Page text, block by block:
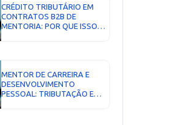
CRÉDITO TRIBUTÁRIO EM
CONTRATOS B2B DE
MENTORIA: POR QUE ISSO
VAI DECIDIR QUEM VOCÊ
MENTOR DE CARREIRA E
DESENVOLVIMENTO
PESSOAL: TRIBUTAÇÃO E
LIMITES DE ATUAÇÃO...